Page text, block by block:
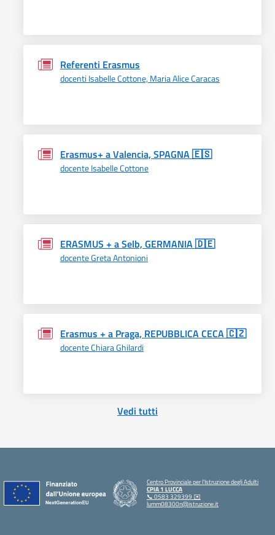
Referenti Erasmus
docenti Isabelle Cottone, Maria Alice Caracas
Erasmus+ a Valencia, SPAGNA 🇪🇸
docente Isabelle Cottone
ERASMUS + a Selb, GERMANIA 🇩🇪
docente Greta Antonioni
Erasmus + a Praga, REPUBBLICA CECA 🇨🇿
docente Chiara Ghilardi
Vedi tutti
Centro Provinciale per l'Istruzione degli Adulti
CPIA 1 LUCCA
📞 0583 329399 ✉️
lumm08300n@istruzione.it